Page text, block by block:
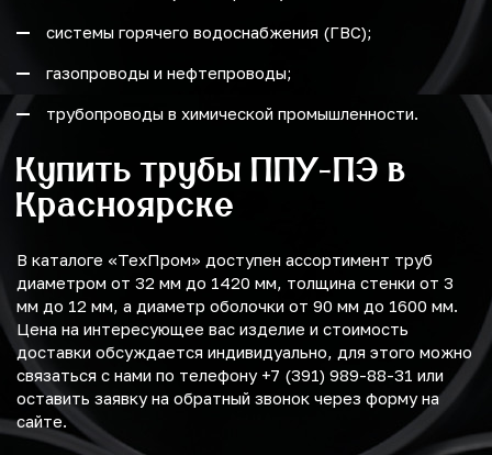
системы горячего водоснабжения (ГВС);
газопроводы и нефтепроводы;
трубопроводы в химической промышленности.
Купить трубы ППУ-ПЭ в
Красноярске
В каталоге «ТехПром» доступен ассортимент труб
диаметром от 32 мм до 1420 мм, толщина стенки от 3
мм до 12 мм, а диаметр оболочки от 90 мм до 1600 мм.
Цена на интересующее вас изделие и стоимость
доставки обсуждается индивидуально, для этого можно
связаться с нами по телефону +7 (391) 989-88-31 или
оставить заявку на обратный звонок через форму на
сайте.